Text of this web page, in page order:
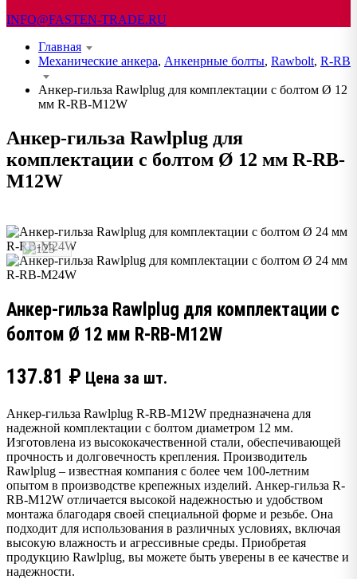
INFO@FASTEN-TRADE.RU
Главная
Механические анкера, Анкенрные болты, Rawbolt, R-RB
Анкер-гильза Rawlplug для комплектации с болтом Ø 12
мм R-RB-M12W
Анкер-гильза Rawlplug для
комплектации с болтом Ø 12 мм R-RB-
M12W
Анкер-гильза Rawlplug для комплектации с
болтом Ø 12 мм R-RB-M12W
137.81 ₽ Цена за шт.
Анкер-гильза Rawlplug R-RB-M12W предназначена для
надежной комплектации с болтом диаметром 12 мм.
Изготовлена из высококачественной стали, обеспечивающей
прочность и долговечность крепления. Производитель
Rawlplug – известная компания с более чем 100-летним
опытом в производстве крепежных изделий. Анкер-гильза R-
RB-M12W отличается высокой надежностью и удобством
монтажа благодаря своей специальной форме и резьбе. Она
подходит для использования в различных условиях, включая
высокую влажность и агрессивные среды. Приобретая
продукцию Rawlplug, вы можете быть уверены в ее качестве и
надежности.